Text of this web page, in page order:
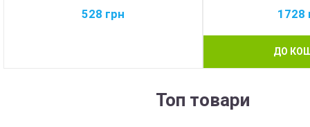
528 грн 1728
ДО
Топ товари